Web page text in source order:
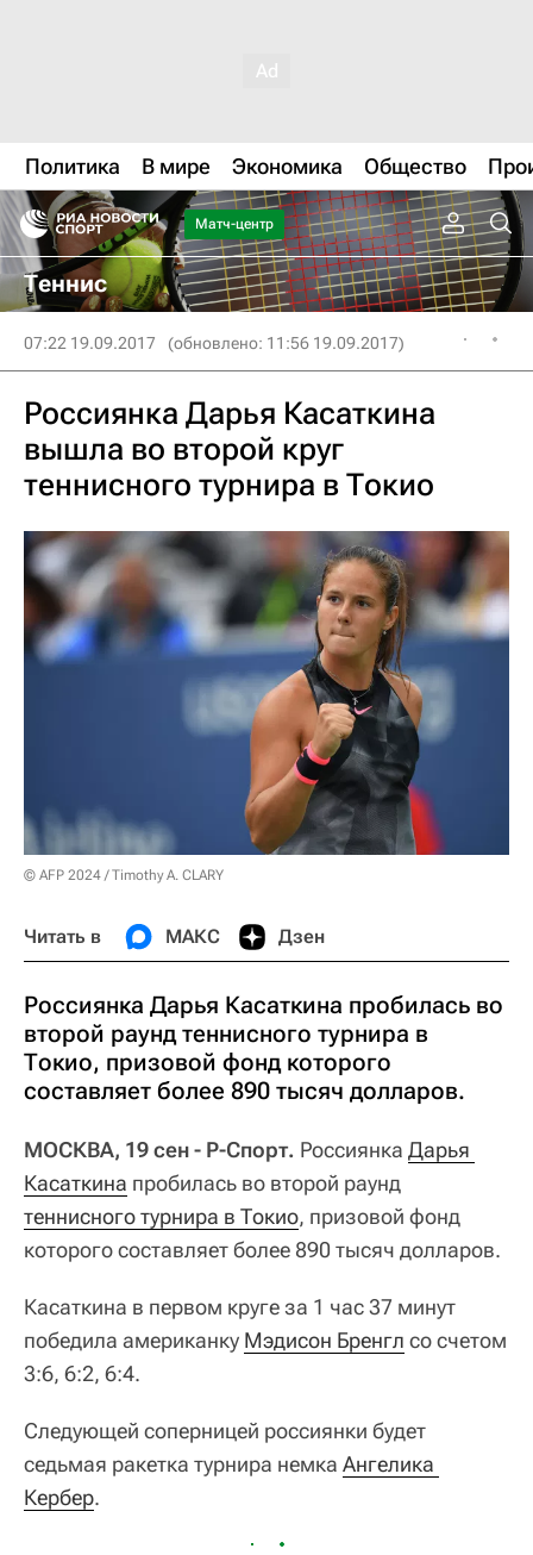
Политика В мире Экономика Общество
Матч-центр
Теннис
07:22 19.09.2017 (обновлено: 11:56 19.09.2017)
Россиянка Дарья Касаткина
вышла во второй круг
теннисного турнира в Токио
© AFP 2024 / Timothy A. CLARY
Читать в МАКС Дзен
Россиянка Дарья Касаткина пробилась во
второй раунд теннисного турнира в
Токио, призовой фонд которого
составляет более 890 тысяч долларов.
МОСКВА, 19 сен - Р-Спорт. Россиянка Дарья
Касаткина пробилась во второй раунд
теннисного турнира в Токио, призовой фонд
которого составляет более 890 тысяч долларов.
Касаткина в первом круге за 1 час 37 минут
победила американку Мэдисон Бренгл со счетом
3:6, 6:2, 6:4.
Следующей соперницей россиянки будет
седьмая ракетка турнира немка Ангелика
Кербер.